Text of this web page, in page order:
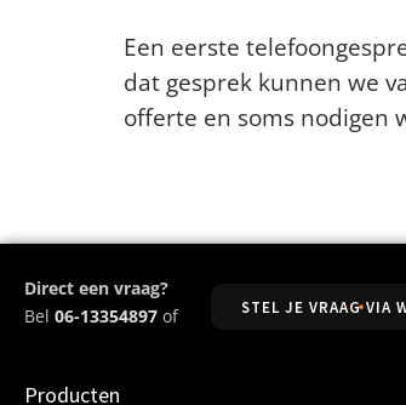
Een eerste
dat gesprek kunnen we
offerte en soms nodigen
Direct een vraag?
Bel 06-13354897 of STEL JE VRAAG VIA
Producten